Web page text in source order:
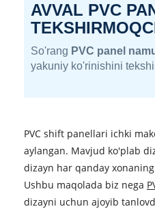
AVVAL PVC
So'rang PVC panel
yakuniy ko'rinishini
PVC shift panellari ichki
aylangan. Mavjud ko'plab
dizayn har qanday
Ushbu maqolada biz nega
dizayni uchun ajoyib